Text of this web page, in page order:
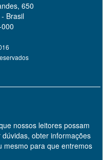
650
Brasil
nossos leitores possam
obter informações
mesmo para que entremos